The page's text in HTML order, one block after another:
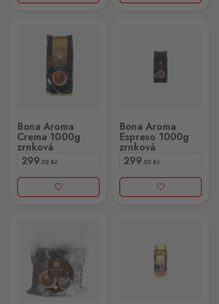
Bona Aroma
Crema 1000g
zrnková
299.02 Kč
Bona Aroma
Espreso 1000g
zrnková
299.02 Kč